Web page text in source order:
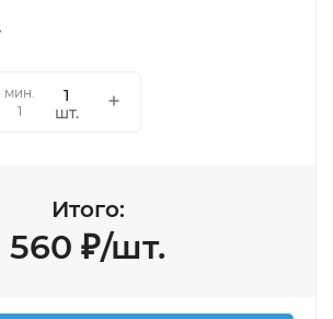
мин.
1
шт.
Итого:
560 ₽/шт.